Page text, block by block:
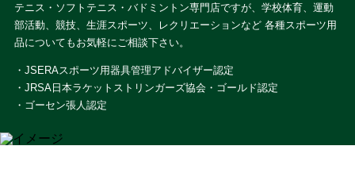
テニス・ソフトテニス・バドミントン専門店ですが、学校体育、運動
部活動、競技、生涯スポーツ、レクリエーションなど 各種スポーツ用
品についてもお気軽にご相談下さい。
・JSERAスポーツ用器具管理アドバイザー認定
・JRSA日本ラケットストリンガーズ協会・ゴールド認定
・ゴーセン張人認定